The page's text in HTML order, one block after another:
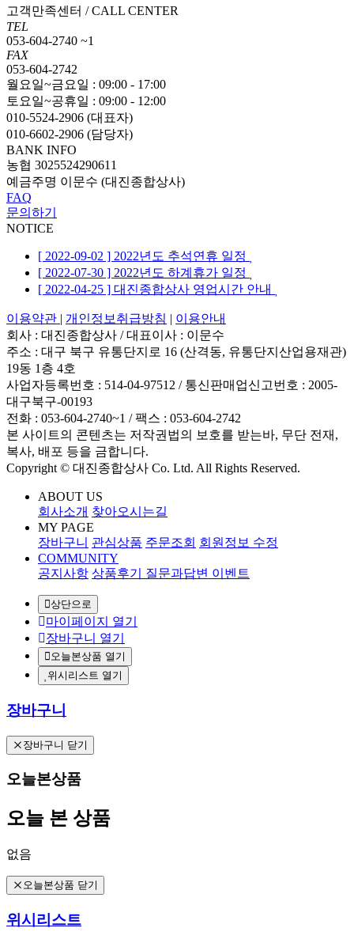
고객만족센터 / CALL CENTER
TEL
053-604-2740 ~1
FAX
053-604-2742
월요일~금요일 : 09:00 - 17:00
토요일~공휴일 : 09:00 - 12:00
010-5524-2906 (대표자)
010-6602-2906 (담당자)
BANK INFO
농협 3025524290611
예금주명 이문수 (대진종합상사)
FAQ
문의하기
NOTICE
[ 2022-09-02 ] 2022년도 추석연휴 일정
[ 2022-07-30 ] 2022년도 하계휴가 일정
[ 2022-04-25 ] 대진종합상사 영업시간 안내
이용약관 | 개인정보취급방침 | 이용안내
회사 : 대진종합상사 /대표이사 : 이문수
주소 : 대구 북구 유통단지로 16 (산격동, 유통단지산업용재관)
19동 1층 4호
사업자등록번호 : 514-04-97512 / 통신판매업신고번호 : 2005-
대구북구-00193
전화 : 053-604-2740~1 /팩스 : 053-604-2742
본 사이트의 콘텐츠는 저작권법의 보호를 받는바, 무단 전재,
복사, 배포 등을 금합니다.
Copyright © 대진종합상사 Co. Ltd. All Rights Reserved.
ABOUT US
회사소개 찾아오시는길
MY PAGE
장바구니 관심상품 주문조회 회원정보 수정
COMMUNITY
공지사항 상품후기 질문과답변 이벤트
상단으로
마이페이지 열기
장바구니 열기
오늘본상품 열기
위시리스트 열기
장바구니
장바구니 닫기
오늘본상품
오늘 본 상품
없음
오늘본상품 닫기
위시리스트